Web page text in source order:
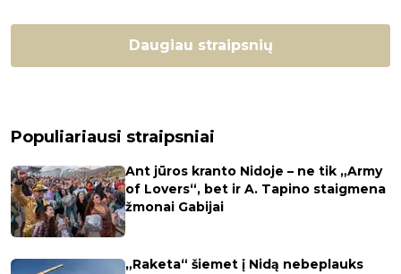
Daugiau straipsnių
Populiariausi straipsniai
Ant jūros kranto Nidoje – ne tik „Army
of Lovers“, bet ir A. Tapino staigmena
žmonai Gabijai
„Raketa“ šiemet į Nidą nebeplauks